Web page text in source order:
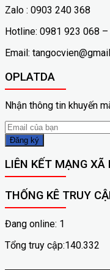
Zalo : 0903 240 368
Hotline: 0981 923 068
Email:
OPLATDA
Nhận thông tin khuyến
LIÊN KẾT MẠNG XÃ
THỐNG KÊ TRUY
Đang online: 1
Tổng truy cập:140.332